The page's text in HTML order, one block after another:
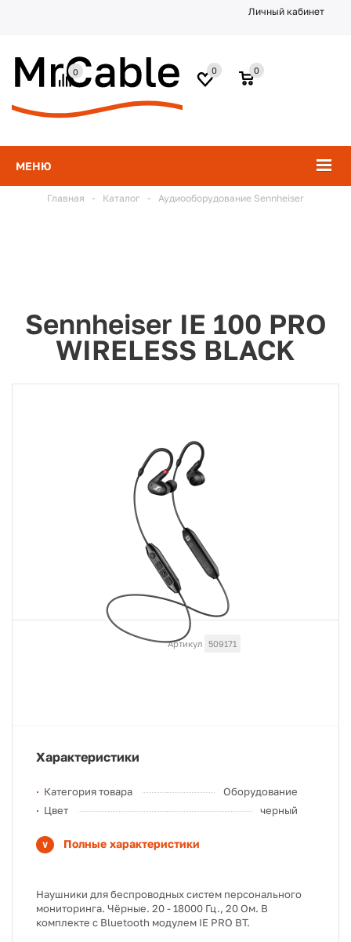
Личный кабинет
МЕНЮ
0
0
0
Главная - Каталог - Аудиооборудование Sennheiser
Sennheiser IE 100 PRO
WIRELESS BLACK
Артикул 509171
Характеристики
Категория товара
Оборудование
Цвет
черный
Полные характеристики
Наушники для беспроводных систем персонального
мониторинга. Чёрные. 20 - 18000 Гц., 20 Ом. В
комплекте с Bluetooth модулем IE PRO BT.